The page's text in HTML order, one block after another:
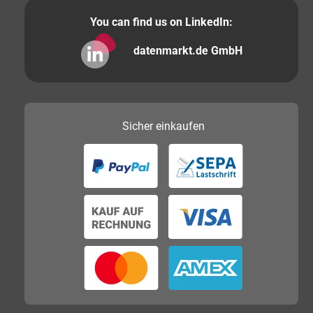
You can find us on LinkedIn:
datenmarkt.de GmbH
Sichereinkaufen